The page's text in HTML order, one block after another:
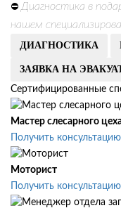
⛔ Диагностика в
нашем
ДИАГНОСТИКА
ЗАЯВКА НА
Сертифицированные
Мастер слесарного
Получить консультацию
Моторист
Получить консультацию